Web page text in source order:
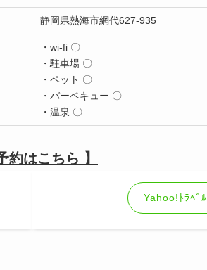
静岡県熱海市網代627-935
・wi-fi 〇
・駐車場 〇
・ペット 〇
・バーベキュー 〇
・温泉 〇
約はこちら 】
Yahoo!ﾄﾗﾍﾞﾙ